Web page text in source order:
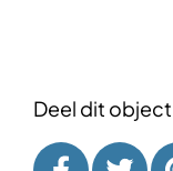
Deel dit object